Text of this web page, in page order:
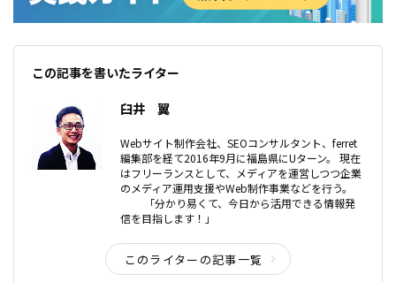
この記事を書いたライター
臼井 翼
Webサイト制作会社、SEOコンサルタント、ferret
編集部を経て2016年9月に福島県にUターン。 現在
はフリーランスとして、メディアを運営しつつ企業
のメディア運用支援やWeb制作事業などを行う。
「分かり易くて、今日から活用できる情報発
信を目指します！」
このライターの記事一覧